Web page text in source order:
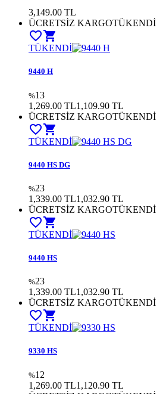
3,149.00 TL
ÜCRETSİZ KARGOTÜKENDİ
favorite_bordershopping_cart
TÜKENDİ
9440 H
%13
1,269.00 TL1,109.90 TL
ÜCRETSİZ KARGOTÜKENDİ
favorite_bordershopping_cart
TÜKENDİ
9440 HS DG
%23
1,339.00 TL1,032.90 TL
ÜCRETSİZ KARGOTÜKENDİ
favorite_bordershopping_cart
TÜKENDİ
9440 HS
%23
1,339.00 TL1,032.90 TL
ÜCRETSİZ KARGOTÜKENDİ
favorite_bordershopping_cart
TÜKENDİ
9330 HS
%12
1,269.00 TL1,120.90 TL